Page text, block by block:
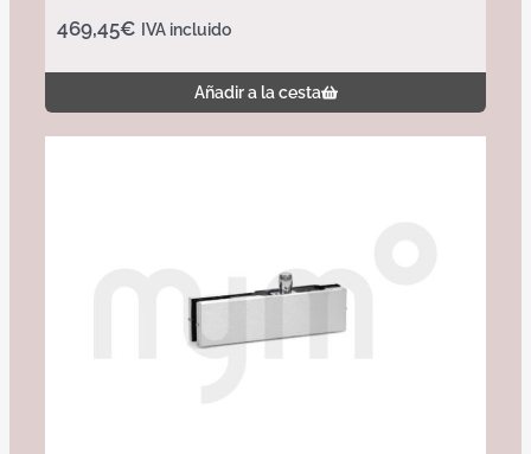
469,45€ IVA incluido
Añadir a la cesta